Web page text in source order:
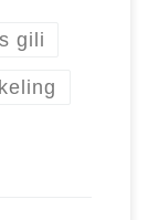
gili